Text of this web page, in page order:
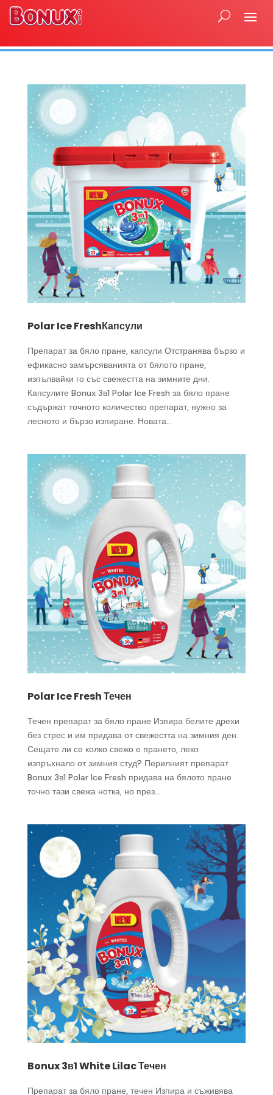
Polar Ice FreshКапсули
Препарат за бяло пране, капсули Отстранява бързо и
ефикасно замърсяванията от бялото пране,
изпълвайки го със свежестта на зимните дни.
Капсулите Bonux 3в1 Polar Ice Fresh за бяло пране
съдържат точното количество препарат, нужно за
лесното и бързо изпиране. Новата...
Polar Ice Fresh Течен
Течен препарат за бяло пране Изпира белите дрехи
без стрес и им придава от свежестта на зимния ден.
Сещате ли се колко свежо е прането, леко
изпръхнало от зимния студ? Перилният препарат
Bonux 3в1 Polar Ice Fresh придава на бялото пране
точно тази свежа нотка, но през...
Bonux 3в1 White Lilac Течен
Препарат за бяло пране, течен Изпира и съживява